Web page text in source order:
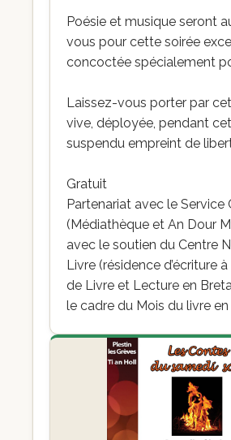
Poésie et musique seront
vous pour cette soirée
concoctée spécialement
Laissez-vous porter par
vive, déployée, pendant
suspendu empreint de
Gratuit
Partenariat avec le Service
(Médiathèque et An Dour
avec le soutien du Centre
Livre (résidence d’écriture à
de Livre et Lecture en
le cadre du Mois du livre